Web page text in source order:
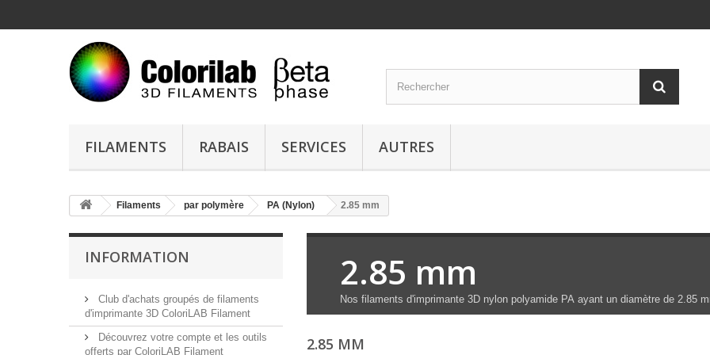
FILAMENTS RABAIS SERVICES AUTRES
Filaments par polymère PA (Nylon) 2.85 mm
INFORMATION
Club d'achats groupés de filaments
d'imprimante 3D ColoriLAB Filament
Découvrez votre compte et les outils
offerts par ColoriLAB Filament
2.85 mm
Nos filaments d'imprimante 3D nylon polyamide PA ayant un diamètre de 2.85
2.85 MM